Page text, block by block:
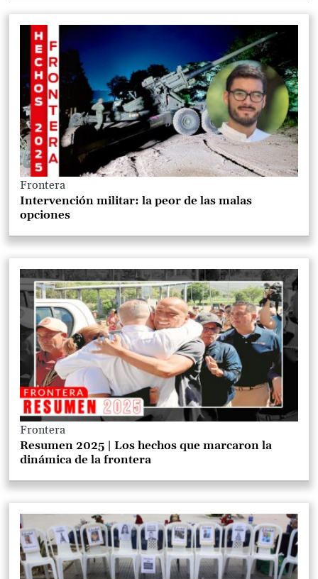
Frontera
Intervención militar: la peor de las malas
opciones
Frontera
Resumen 2025 | Los hechos que marcaron la
dinámica de la frontera